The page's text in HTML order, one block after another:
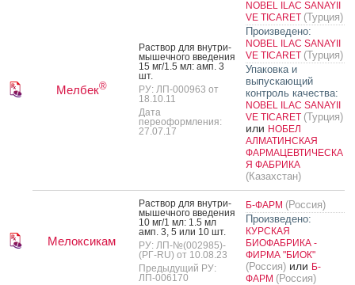
Мелбек®
Рас­твор для внут­ри­
мышеч­но­го вве­дения
15 мг/1.5 мл: амп. 3
шт.
РУ: ЛП-000963 от
18.10.11
Дата
переоформления:
27.07.17
NOBEL ILAC SANAYII
VE TICARET (Турция)
Произведено:
NOBEL ILAC SANAYII
VE TICARET (Турция)
Упаковка и
выпускающий
контроль качества:
NOBEL ILAC SANAYII
VE TICARET (Турция)
или НОБЕЛ
АЛМАТИНСКАЯ
ФАРМАЦЕВТИЧЕСКА
Я ФАБРИКА
(Казахстан)
Мелоксикам
Рас­твор для внут­ри­
мышеч­но­го вве­дения
10 мг/1 мл: 1.5 мл
амп. 3, 5 или 10 шт.
РУ: ЛП-№(002985)-
(РГ-RU) от 10.08.23
Предыдущий РУ:
ЛП-006170
Б-ФАРМ (Россия)
Произведено:
КУРСКАЯ
БИОФАБРИКА -
ФИРМА "БИОК"
(Россия) или Б-
ФАРМ (Россия)